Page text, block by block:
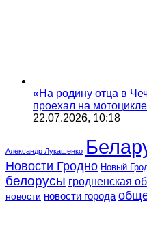
«На родину отца в
проехал на
22.07.2026, 10:18
Александр Лукашенко
Новости Гродно Новый
белорусы гродненская
новости новости города